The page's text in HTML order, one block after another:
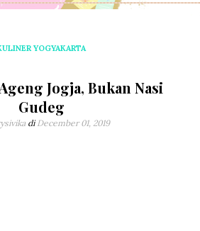
YOGYAKARTA
Jogja, Bukan Nasi
Gudeg
diDecember 01, 2019